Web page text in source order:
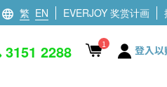
繁 EN EVERJOY 奖赏计画
3151 2288 1 登入